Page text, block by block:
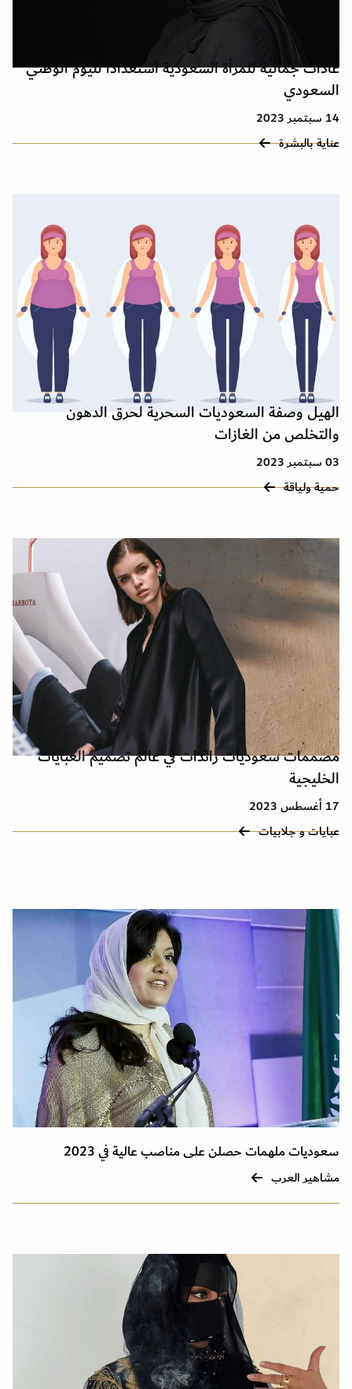
عادات جمالية للمرأة السعودية استعدادًا لليوم الوطني
السعودي
14 سبتمبر 2023
عناية بالبشرة
الهيل وصفة السعوديات السحرية لحرق الدهون
والتخلص من الغازات
03 سبتمبر 2023
حمية ولياقة
مصممات سعوديات رائدات في عالم تصميم العبايات
الخليجية
17 أغسطس 2023
عبايات و جلابيات
سعوديات ملهمات حصلن على مناصب عالية في 2023
مشاهير العرب